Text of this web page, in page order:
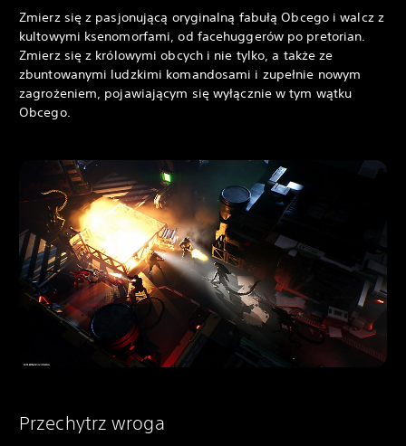
Zmierz się z pasjonującą oryginalną fabułą Obcego i walcz z
kultowymi ksenomorfami, od facehuggerów po pretorian.
Zmierz się z królowymi obcych i nie tylko, a także ze
zbuntowanymi ludzkimi komandosami i zupełnie nowym
zagrożeniem, pojawiającym się wyłącznie w tym wątku
Obcego.
Przechytrz wroga